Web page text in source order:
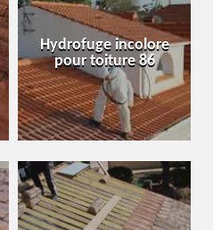
Hydrofuge incolore
pour toiture 86